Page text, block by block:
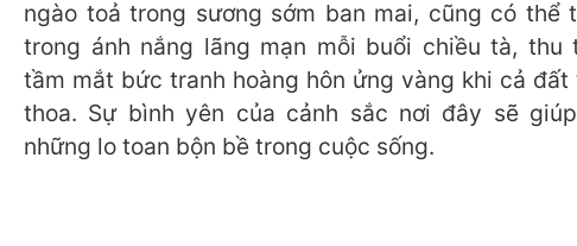
ngào toả trong sương sớm ban mai, cũng có thể
trong ánh nắng lãng mạn mỗi buổi chiều tà, thu
tầm mắt bức tranh hoàng hôn ửng vàng khi cả đất
thoa. Sự bình yên của cảnh sắc nơi đây sẽ
những lo toan bộn bề trong cuộc sống.